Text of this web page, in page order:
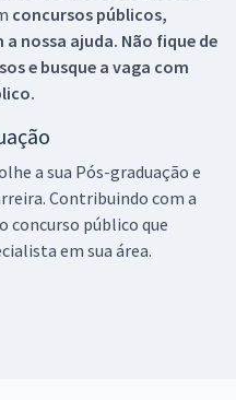
concursos públicos,
a nossa ajuda. Não fique de
e busque a vaga com
a sua Pós-graduação e
Contribuindo com a
concurso público que
em sua área.